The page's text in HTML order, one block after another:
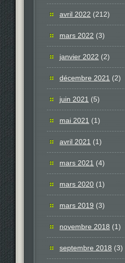
avril 2022 (212)
mars 2022 (3)
janvier 2022 (2)
décembre 2021 (2)
juin 2021 (5)
mai 2021 (1)
avril 2021 (1)
mars 2021 (4)
mars 2020 (1)
mars 2019 (3)
novembre 2018 (1)
septembre 2018 (3)